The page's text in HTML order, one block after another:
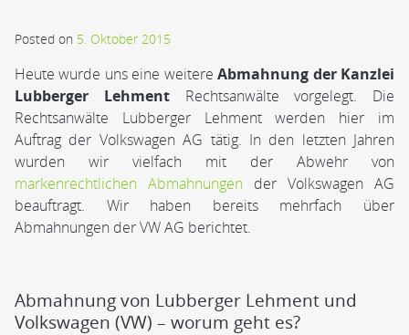
Posted on 5. Oktober 2015
Heute wurde uns eine weitereAbmahnung der Kanzlei
Lubberger LehmentRechtsanwälte vorgelegt. Die
Rechtsanwälte Lubberger Lehment werden hier im
Auftrag der Volkswagen AG tätig. In den letzten Jahren
wurden wir vielfach mit der Abwehr von
markenrechtlichen Abmahnungen der Volkswagen AG
beauftragt. Wir haben bereits mehrfach über
Abmahnungen der VW AG berichtet.
Abmahnung von Lubberger Lehment und
Volkswagen (VW) – worum geht es?